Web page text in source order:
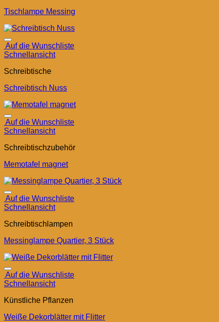
Tischlampe Messing
Auf die Wunschliste
Schnellansicht
Schreibtische
Schreibtisch Nuss
Auf die Wunschliste
Schnellansicht
Schreibtischzubehör
Memotafel magnet
Auf die Wunschliste
Schnellansicht
Schreibtischlampen
Messinglampe Quartier, 3 Stück
Auf die Wunschliste
Schnellansicht
Künstliche Pflanzen
Weiße Dekorblätter mit Flitter